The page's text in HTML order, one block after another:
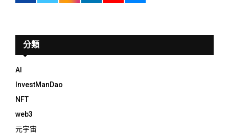
分類
AI
InvestManDao
NFT
web3
元宇宙